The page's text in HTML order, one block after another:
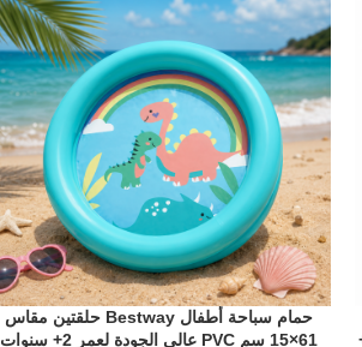
حمام سباحة أطفال Bestway حلقتين مقاس
61×15 سم PVC عالي الجودة لعمر 2+ سنوات